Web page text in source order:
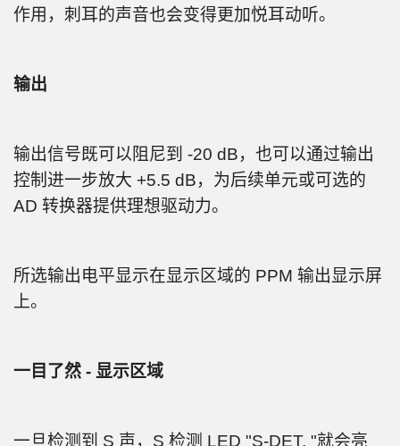
作用，刺耳的声音也会变得更加悦耳动听。
输出
输出信号既可以阻尼到 -20 dB，也可以通过输出
控制进一步放大 +5.5 dB，为后续单元或可选的
AD 转换器提供理想驱动力。
所选输出电平显示在显示区域的 PPM 输出显示屏
上。
一目了然 - 显示区域
一旦检测到 S 声，S 检测 LED "S-DET. "就会亮